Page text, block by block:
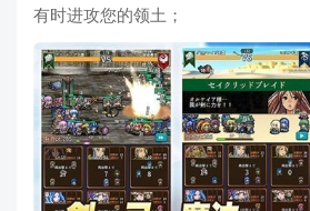
有时进攻您的领土；